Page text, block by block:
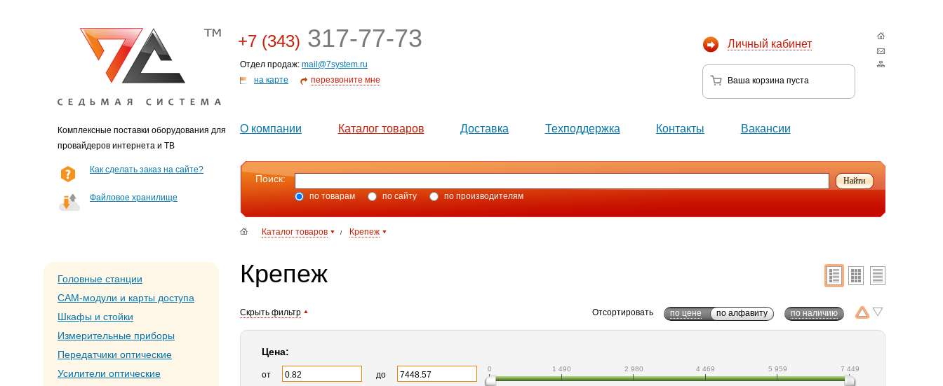
Комплексные поставки оборудования для
провайдеров интернета и ТВ
Личный кабинет
Ваша корзина пуста
+7 (343) 317-77-73
Отдел продаж: mail@7system.ru
на карте
перезвоните мне
О компании Каталог товаров Доставка Техподдержка Контакты Вакансии
Как сделать заказ на сайте?
Файловое хранилище
Поиск:
по товарам по сайту по производителям
Каталог товаров / Крепеж
Головные станции
CAM-модули и карты доступа
Шкафы и стойки
Измерительные приборы
Передатчики оптические
Усилители оптические
Крепеж
Отсортировать по цене по алфавиту по наличию
Скрыть фильтр
Цена:
от до
0 1 490 2 980 4 469 5 959 7 449